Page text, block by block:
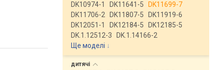
DK10974-1
DK11641-5
DK11699-7
DK11706-2
DK11807-5
DK11919-6
DK12051-1
DK12184-5
DK12185-5
DK.1.12512-3
DK.1.14166-2
Ще моделі ↓
дитячі